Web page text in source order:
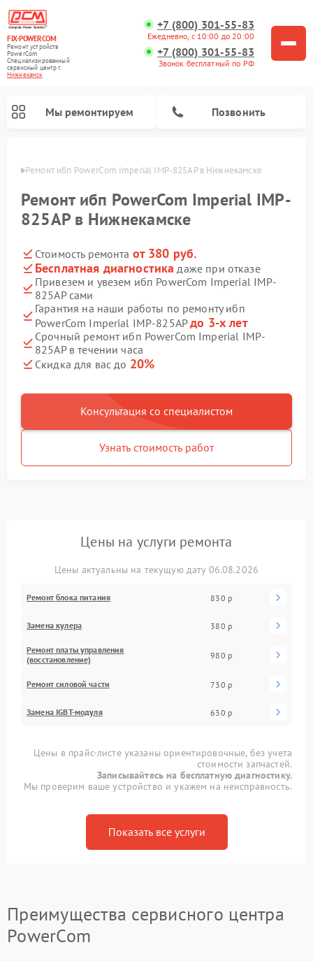
FIX-POWERCOM
Ремонт устройств
PowerCom
Специализированный
cервисный центр г.
Нижнекамск
+7 (800) 301-55-83
Ежедневно, с 10:00 до 20:00
+7 (800) 301-55-83
Звонок бесплатный по РФ
Мы ремонтируем Позвонить
Ремонт ибп PowerCom Imperial IMP-825AP в Нижнекамске
Ремонт ибп PowerCom Imperial IMP-
825AP в Нижнекамске
Стоимость ремонта от 380 руб.
Бесплатная диагностика даже при отказе
Привезем и увезем ибп PowerCom Imperial IMP-
825AP сами
Гарантия на наши работы по ремонту ибп
PowerCom Imperial IMP-825APдо 3-х лет
Срочный ремонт ибп PowerCom Imperial IMP-
825AP в течении часа
Скидка для вас до 20%
Консультация со специалистом
Узнать стоимость работ
Цены на услуги ремонта
Цены актуальны на текущую дату 06.08.2026
Ремонт блока питания 830 р
Замена кулера 380 р
Ремонт платы управления
(восстановление)
980 р
Ремонт силовой части 730 р
Замена IGBT-модуля 630 р
Цены в прайс-листе указаны ориентировочные, без учета
стоимости запчастей.
Записывайтесь на бесплатную диагностику.
Мы проверим ваше устройство и укажем на неисправность.
Показать все услуги
Преимущества сервисного центра
PowerCom